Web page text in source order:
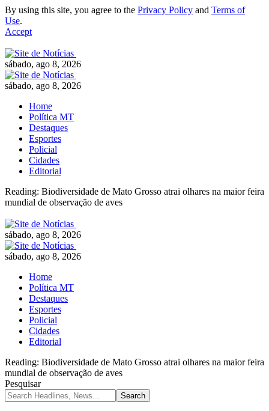
By using this site, you agree to the Privacy Policy and Terms of
Use.
Accept
sábado, ago 8, 2026
sábado, ago 8, 2026
Home
Política MT
Destaques
Esportes
Policial
Cidades
Editorial
Reading: Biodiversidade de Mato Grosso atrai olhares na maior feira
mundial de observação de aves
sábado, ago 8, 2026
sábado, ago 8, 2026
Home
Política MT
Destaques
Esportes
Policial
Cidades
Editorial
Reading: Biodiversidade de Mato Grosso atrai olhares na maior feira
mundial de observação de aves
Pesquisar